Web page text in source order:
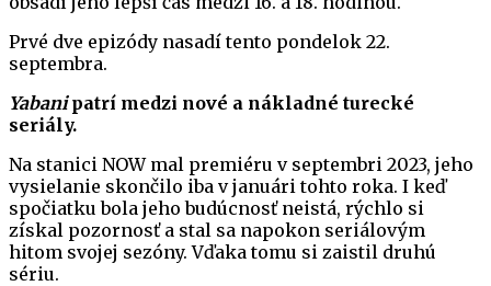
Prvé dve epizódy nasadí tento pondelok 22.
septembra.
Yabanipatrí medzi nové a nákladné turecké
seriály.
Na stanici NOW mal premiéru v septembri 2023, jeho
vysielanie skončilo iba v januári tohto roka. I keď
spočiatku bola jeho budúcnosť neistá, rýchlo si
získal pozornosť a stal sa napokon seriálovým
hitom svojej sezóny. Vďaka tomu si zaistil druhú
sériu.